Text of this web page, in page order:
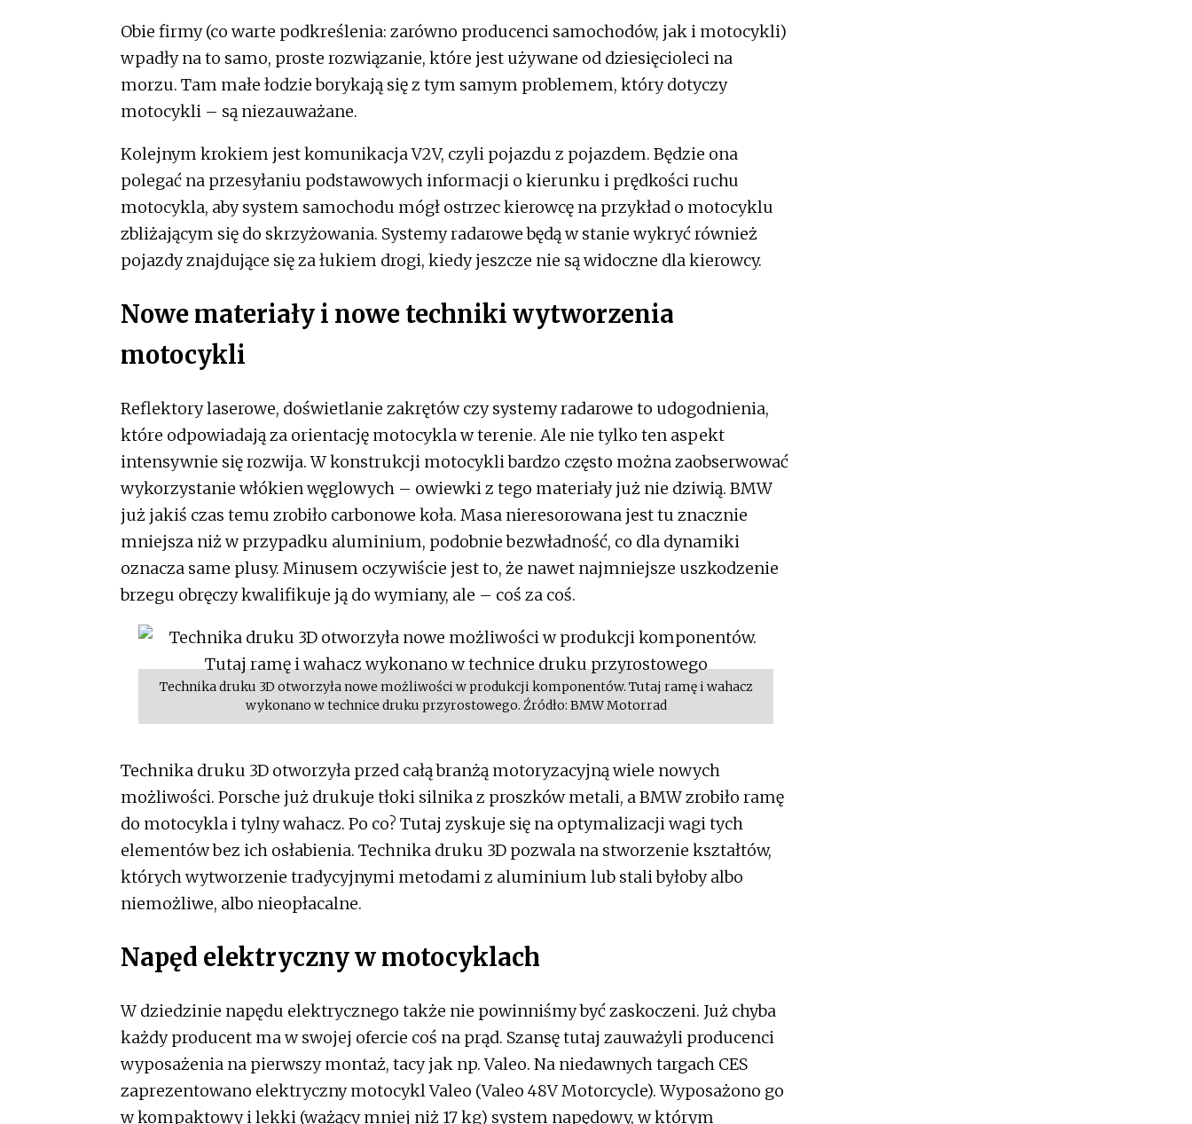
Obie firmy (co warte podkreślenia: zarówno producenci samochodów, jak i motocykli)
wpadły na to samo, proste rozwiązanie, które jest używane od dziesięcioleci na
morzu. Tam małe łodzie borykają się z tym samym problemem, który dotyczy
motocykli – są niezauważane.
Kolejnym krokiem jest komunikacja V2V, czyli pojazdu z pojazdem. Będzie ona
polegać na przesyłaniu podstawowych informacji o kierunku i prędkości ruchu
motocykla, aby system samochodu mógł ostrzec kierowcę na przykład o motocyklu
zbliżającym się do skrzyżowania. Systemy radarowe będą w stanie wykryć również
pojazdy znajdujące się za łukiem drogi, kiedy jeszcze nie są widoczne dla kierowcy.
Nowe materiały i nowe techniki wytworzenia
motocykli
Reflektory laserowe, doświetlanie zakrętów czy systemy radarowe to udogodnienia,
które odpowiadają za orientację motocykla w terenie. Ale nie tylko ten aspekt
intensywnie się rozwija. W konstrukcji motocykli bardzo często można zaobserwować
wykorzystanie włókien węglowych – owiewki z tego materiały już nie dziwią. BMW
już jakiś czas temu zrobiło carbonowe koła. Masa nieresorowana jest tu znacznie
mniejsza niż w przypadku aluminium, podobnie bezwładność, co dla dynamiki
oznacza same plusy. Minusem oczywiście jest to, że nawet najmniejsze uszkodzenie
brzegu obręczy kwalifikuje ją do wymiany, ale – coś za coś.
Technika druku 3D otworzyła nowe możliwości w produkcji komponentów. Tutaj ramę i wahacz
wykonano w technice druku przyrostowego. Źródło: BMW Motorrad
Technika druku 3D otworzyła przed całą branżą motoryzacyjną wiele nowych
możliwości. Porsche już drukuje tłoki silnika z proszków metali, a BMW zrobiło ramę
do motocykla i tylny wahacz. Po co? Tutaj zyskuje się na optymalizacji wagi tych
elementów bez ich osłabienia. Technika druku 3D pozwala na stworzenie kształtów,
których wytworzenie tradycyjnymi metodami z aluminium lub stali byłoby albo
niemożliwe, albo nieopłacalne.
Napęd elektryczny w motocyklach
W dziedzinie napędu elektrycznego także nie powinniśmy być zaskoczeni. Już chyba
każdy producent ma w swojej ofercie coś na prąd. Szansę tutaj zauważyli producenci
wyposażenia na pierwszy montaż, tacy jak np. Valeo. Na niedawnych targach CES
zaprezentowano elektryczny motocykl Valeo (Valeo 48V Motorcycle). Wyposażono go
w kompaktowy i lekki (ważący mniej niż 17 kg) system napędowy, w którym